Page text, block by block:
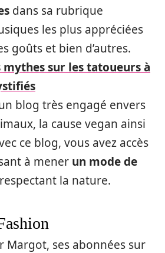
dans sa rubrique
les plus appréciées
goûts et bien d’autres.
mythes sur les tatoueurs à
blog très engagé envers
la cause vegan ainsi
ce blog, vous avez accès
à mener un mode de
la nature.
Margot, ses abonnées sur